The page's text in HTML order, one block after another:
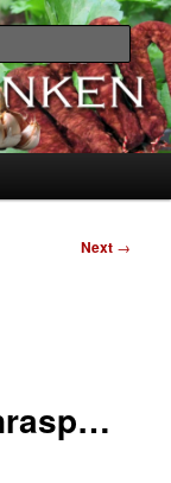
Next →